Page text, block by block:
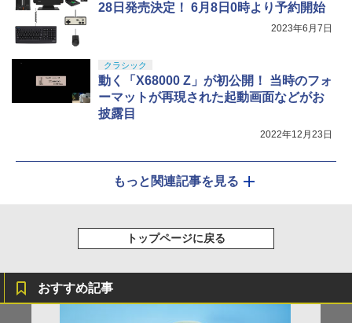
28日発売決定！ 6月8日0時より予約開始
2023年6月7日
クラシック
動く「X68000 Z」が初公開！ 当時のフォ
ーマットが再現された起動画面などがお
披露目
2022年12月23日
もっと関連記事を見る
トップページに戻る
おすすめ記事